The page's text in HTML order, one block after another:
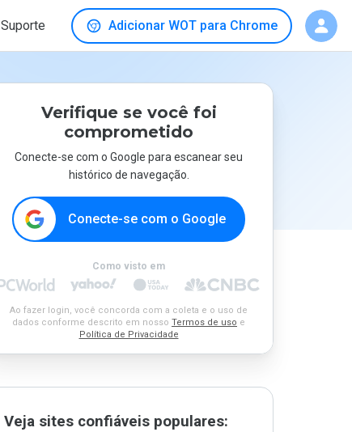
Suporte Adicionar WOT para Chrome
Verifique se você foi
comprometido
Conecte-se com o Google para escanear seu
histórico de navegação.
Conecte-se com o Google
Como visto em
Ao fazer login, você concorda com a coleta e o uso de
dados conforme descrito em nosso Termos de uso e
Política de Privacidade
Veja sites confiáveis populares: